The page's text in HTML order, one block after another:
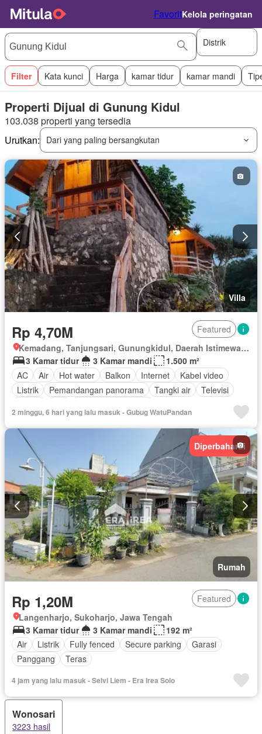
FavoritKelola peringatan
Distrik
Filter Kata kunci Harga kamar tidur kamar mandi
Properti Dijual di Gunung Kidul
103.038 properti yang tersedia
Urutkan:
Dari yang paling bersangkutan
Villa
Rp 4,70M
Featured
Kemadang, Tanjungsari, Gunungkidul, Daerah Istimewa Yogyakarta
3 Kamar tidur
3 Kamar mandi
1.500 m²
AC
Air Hot water Balkon Internet
Kabel video
Listrik
Pemandangan panorama Tangki air
Televisi
2 minggu, 6 hari yang lalu masuk - Gubug WatuPandan
Diperbaharui
Rumah
Rp 1,20M
Featured
Langenharjo, Sukoharjo, Jawa Tengah
3 Kamar tidur
3 Kamar mandi
192 m²
Air
Listrik Fully fenced Secure parking
Garasi
Panggang
Teras
4 jam yang lalu masuk - Selvi Liem - Era Irea Solo
Wonosari
3223 hasil